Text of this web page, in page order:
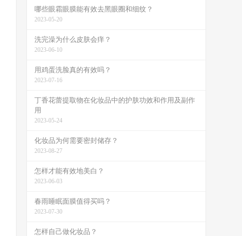
哪些眼霜眼膜能有效去黑眼圈和细纹？
2023-05-20
洗完澡为什么皮肤会痒？
2023-06-10
用鸡蛋洗脸真的有效吗？
2023-07-16
丁香花蕾提取物在化妆品中的护肤功效和作用及副作
用
2023-05-24
化妆品为何需要密封储存？
2023-08-27
怎样才能有效地美白？
2023-06-03
春雨睡眠面膜值得买吗？
2023-07-30
怎样自己做化妆品？